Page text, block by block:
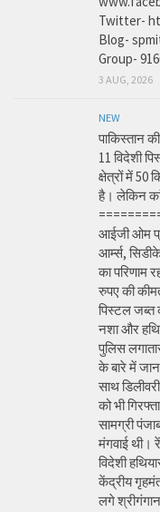
Twitter-
Blog-
Group-
3 AUG, 2026
NEW
पाकिस्तान
11 विदेशी
क्षेत्रों में 50
है। लेकिन
आईजी ओम
आर्म्स,
का परिणाम
रुपए की
पिस्टल जब्त
नशा और
पुलिस
के बारे में
साथ
को भी
सामग्री
मंगवाई थी।
विदेशी
केंद्रीय
लगे